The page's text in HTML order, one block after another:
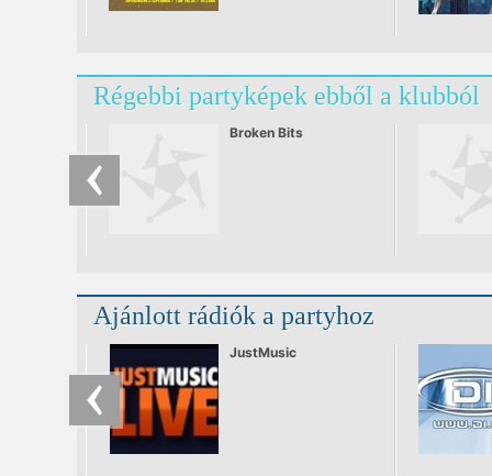
van itt szó, aki nem,
annak meg:
Régebbi partyképek ebből a klubból
Broken Bits
Ajánlott rádiók a partyhoz
JustMusic